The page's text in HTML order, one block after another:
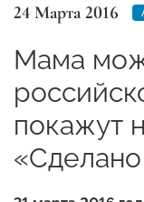
24 Марта 2016
Мама
покажут